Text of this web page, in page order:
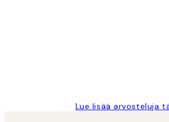
Lue lisää arvosteluja